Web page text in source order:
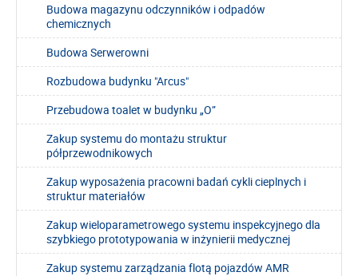
Budowa magazynu odczynników i odpadów
chemicznych
Budowa Serwerowni
Rozbudowa budynku "Arcus"
Przebudowa toalet w budynku „O”
Zakup systemu do montażu struktur
półprzewodnikowych
Zakup wyposażenia pracowni badań cykli cieplnych i
struktur materiałów
Zakup wieloparametrowego systemu inspekcyjnego dla
szybkiego prototypowania w inżynierii medycznej
Zakup systemu zarządzania flotą pojazdów AMR